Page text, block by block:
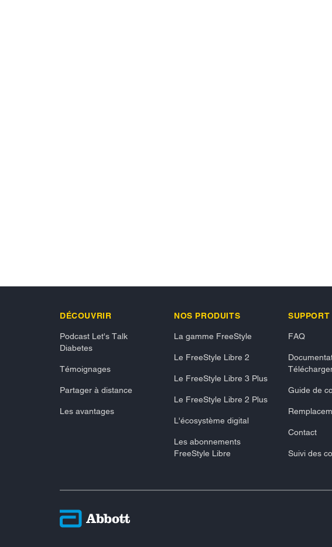
DÉCOUVRIR
Podcast Let's Talk
Diabetes
Témoignages
Partager à distance
Les avantages
NOS PRODUITS
La gamme FreeStyle
Le FreeStyle Libre 2
Le FreeStyle Libre 3 Plus
Le FreeStyle Libre 2 Plus
L'écosystème digital
Les abonnements
FreeStyle Libre
SUPPORT
FAQ
Guide de
Contact
Suivi des